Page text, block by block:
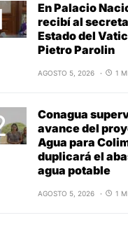
En Palacio
recibí al
Estado del
Pietro Parolin
AGOSTO 5, 2026 1
Conagua
avance del
Agua para
duplicará el
agua potable
AGOSTO 5, 2026 1